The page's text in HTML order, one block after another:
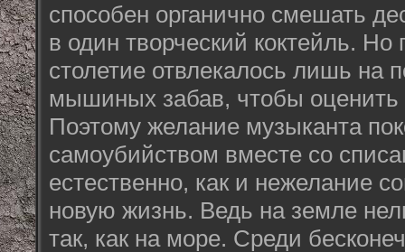
способен органично смешать
в один творческий коктейль. Но
столетие отвлекалось лишь на
мышиных забав, чтобы оценить
Поэтому желание музыканта
самоубийством вместе со
естественно, как и нежелание
новую жизнь. Ведь на земле
так, как на море. Среди